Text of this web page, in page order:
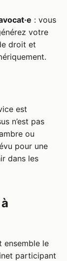
: vous
votre
droit et
est
n’est pas
ou
pour une
dans les
ensemble le
participant